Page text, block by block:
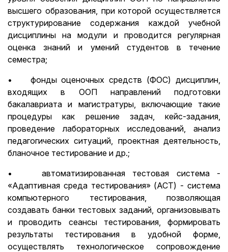
высшего образования, при которой осуществляется
структурирование содержания каждой учебной
дисциплины на модули и проводится регулярная
оценка знаний и умений студентов в течение
семестра;
• фонды оценочных средств (ФОС) дисциплин,
входящих в ООП направлений подготовки
бакалавриата и магистратуры, включающие такие
процедуры как решение задач, кейс-задания,
проведение лабораторных исследований, анализ
педагогических ситуаций, проектная деятельность,
бланочное тестирование и др.;
• автоматизированная тестовая система -
«Адаптивная среда тестирования» (АСТ) - система
компьютерного тестирования, позволяющая
создавать банки тестовых заданий, организовывать
и проводить сеансы тестирования, формировать
результаты тестирования в удобной форме,
осуществлять технологическое сопровождение